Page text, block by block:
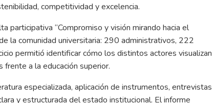
competitividad y excelencia.
participativa “Compromiso y visión mirando hacia el
la comunidad universitaria: 290 administrativos, 222
permitió identificar cómo los distintos actores visualizan
a la educación superior.
especializada, aplicación de instrumentos, entrevistas
y estructurada del estado institucional. El informe